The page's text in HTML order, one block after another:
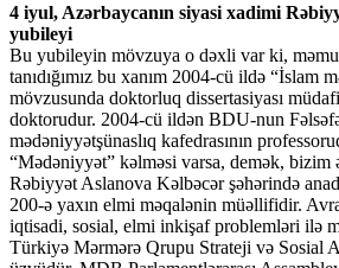
4 iyul, Azərbaycanın siyasi xadimi
yubileyi
Bu yubileyin mövzuya o dəxli var ki,
tanıdığımız bu xanım 2004-cü ildə “İslam
mövzusunda doktorluq dissertasiyası
doktorudur. 2004-cü ildən BDU-nun
mədəniyyətşünaslıq kafedrasının
“Mədəniyyət” kəlməsi varsa, demək, bizim
Rəbiyyət Aslanova Kəlbəcər şəhərində
200-ə yaxın elmi məqalənin müəllifidir.
iqtisadi, sosial, elmi inkişaf problemləri ilə
Türkiyə Mərmərə Qrupu Strateji və Sosial